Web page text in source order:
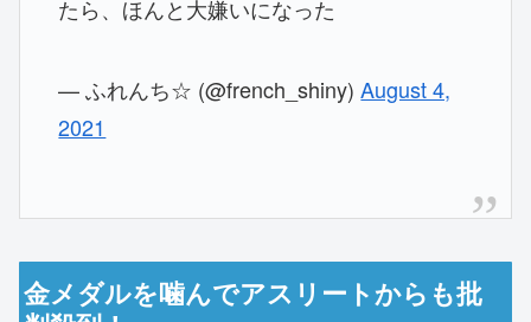
たら、ほんと大嫌いになった
— ふれんち☆ (@french_shiny)August 4,
2021
金メダルを噛んでアスリートからも批